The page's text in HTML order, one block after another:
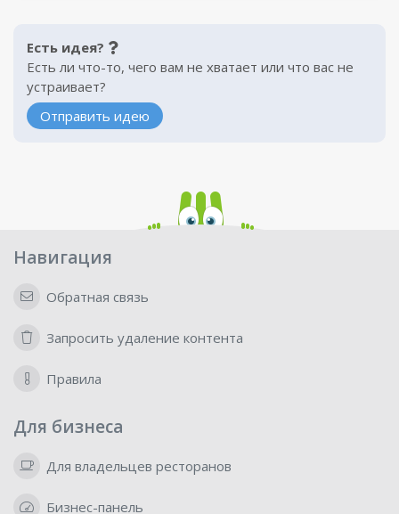
Есть идея?
Есть ли что-то, чего вам не хватает или что вас не
устраивает?
Отправить идею
Навигация
Обратная связь
Запросить удаление контента
Правила
Для бизнеса
Для владельцев ресторанов
Бизнес-панель